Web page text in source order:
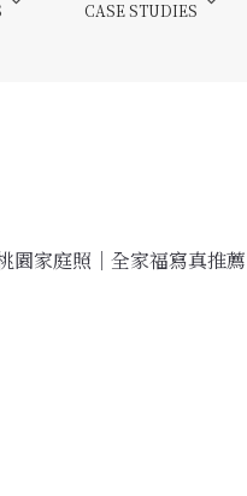
CASE STUDIES
園家庭照｜全家福寫真推薦